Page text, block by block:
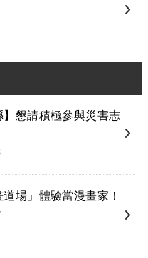
】懇請積極參與災害志
場」體驗當漫畫家！